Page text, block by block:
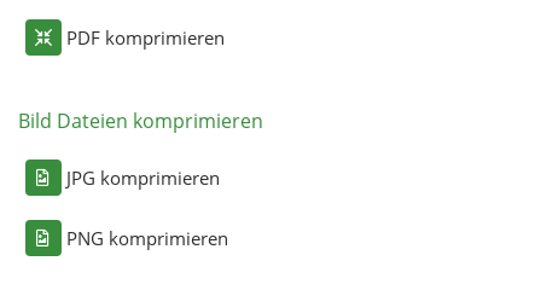
PDF komprimieren
Bild Dateien komprimieren
JPG komprimieren
PNG komprimieren